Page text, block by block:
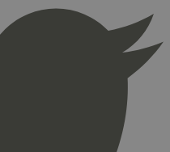
Hotjar Ltd
.svanemerket.no
minutter
54
sekunder
29
minutter
sekunder